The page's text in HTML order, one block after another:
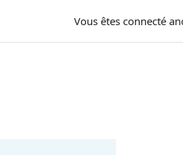
Vous êtes connecté